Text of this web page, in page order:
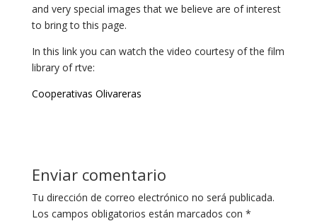
and very special images that we believe are of interest
to bring to this page.
In this link you can watch the video courtesy of the film
library of rtve:
Cooperativas Olivareras
Enviar comentario
Tu dirección de correo electrónico no será publicada.
Los campos obligatorios están marcados con *